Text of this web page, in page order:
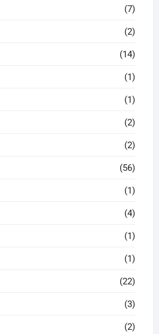
(7)
(2)
(14)
(1)
(1)
(2)
(2)
(56)
(1)
(4)
(1)
(1)
(22)
(3)
(2)